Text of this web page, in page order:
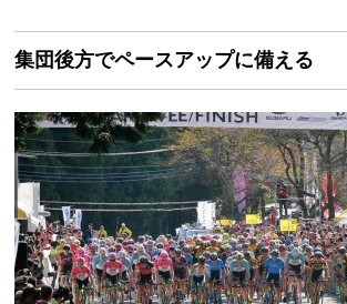
集団後方でペースアップに備える